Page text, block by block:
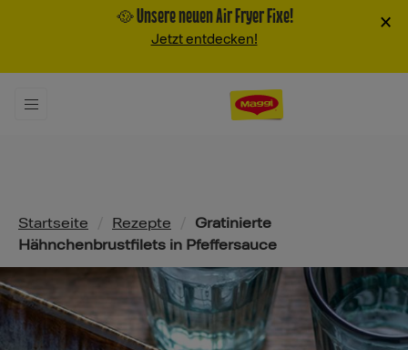
🥘 Unsere neuen Air Fryer Fixe!
Jetzt entdecken!
×
Pfadnavigation
Startseite Rezepte
Gratinierte
Hähnchenbrustfilets in Pfeffersauce